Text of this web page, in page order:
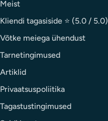
Meist
Kliendi tagasiside ⭐ (5.0 / 5.0)
Võtke meiega ühendust
Tarnetingimused
Artiklid
Privaatsuspoliitika
Tagastustingimused